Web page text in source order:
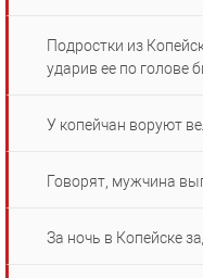
Подростки из
ударив ее по голове
У копейчан воруют
Говорят, мужчина
За ночь в Копейске